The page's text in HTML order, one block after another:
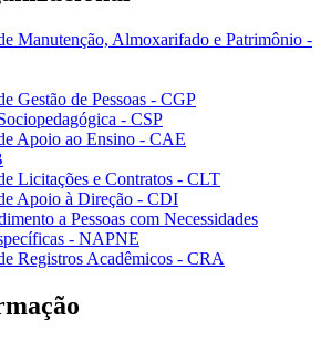
Manutenção, Almoxarifado e Patrimônio -
Gestão de Pessoas - CGP
- CSP
Apoio ao Ensino - CAE
Licitações e Contratos - CLT
Apoio à Direção - CDI
a Pessoas com Necessidades
- NAPNE
Registros Acadêmicos - CRA